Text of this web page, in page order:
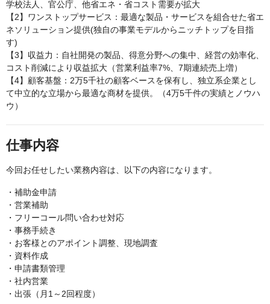
学校法人、官公庁、他省エネ・省コスト需要が拡大
【2】ワンストップサービス：最適な製品・サービスを組合せた省エ
ネソリューション提供(独自の事業モデルからニッチトップを目指
す)
【3】収益力：自社開発の製品、得意分野への集中、経営の効率化、
コスト削減により収益拡大（営業利益率7%、7期連続売上増）
【4】顧客基盤：2万5千社の顧客ベースを保有し、独立系企業とし
て中立的な立場から最適な商材を提供。（4万5千件の実績とノウハ
ウ）
仕事内容
今回お任せしたい業務内容は、以下の内容になります。
・補助金申請
・営業補助
・フリーコール問い合わせ対応
・事務手続き
・お客様とのアポイント調整、現地調査
・資料作成
・申請書類管理
・社内営業
・出張（月1～2回程度）